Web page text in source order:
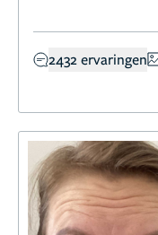
2432 ervaringen